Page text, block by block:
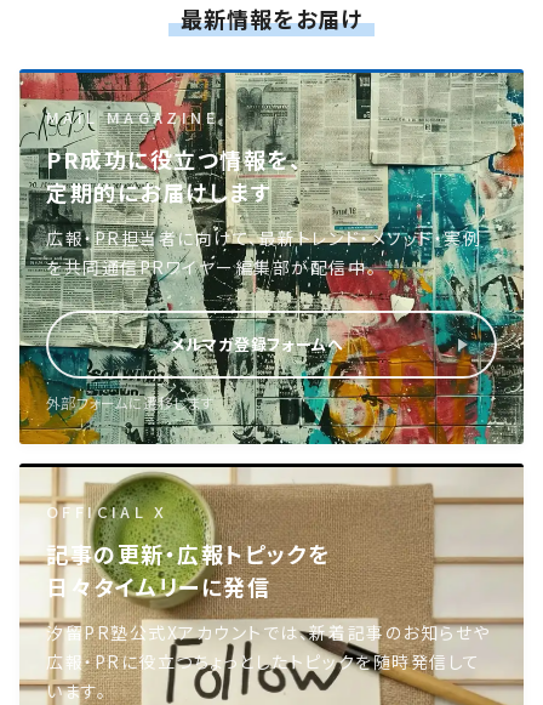
最新情報をお届け
MAIL MAGAZINE
PR成功に役立つ情報を、
定期的にお届けします
広報・PR担当者に向けて、最新トレンド・メソッド・実例
を共同通信PRワイヤー編集部が配信中。
メルマガ登録フォームへ
外部フォームに遷移します
OFFICIAL X
記事の更新・広報トピックを
日々タイムリーに発信
汐留PR塾公式Xアカウントでは、新着記事のお知らせや
広報・PRに役立つちょっとしたトピックを随時発信して
います。